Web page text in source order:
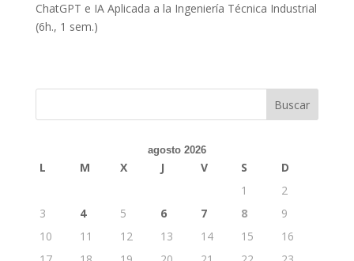
ChatGPT e IA Aplicada a la Ingeniería Técnica Industrial
(6h., 1 sem.)
Buscar
agosto 2026
L M X J V S
D
1
2
3
4 5 6 7 8
9
10
11 12 13 14 15
16